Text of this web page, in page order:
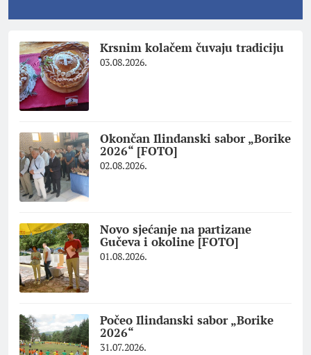
Krsnim kolačem čuvaju tradiciju
03.08.2026.
Okončan Ilindanski sabor „Borike
2026“ [FOTO]
02.08.2026.
Novo sjećanje na partizane
Gučeva i okoline [FOTO]
01.08.2026.
Počeo Ilindanski sabor „Borike
2026“
31.07.2026.